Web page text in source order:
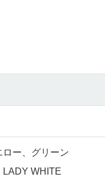
ー、グリーン
LADY WHITE